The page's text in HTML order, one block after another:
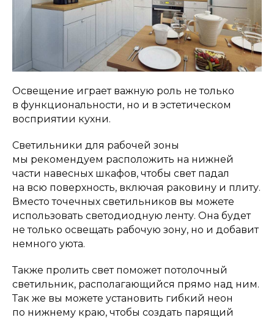
Освещение играет важную роль не только
в функциональности, но и в эстетическом
восприятии кухни.
Светильники для рабочей зоны
мы рекомендуем расположить на нижней
части навесных шкафов, чтобы свет падал
на всю поверхность, включая раковину и плиту.
Вместо точечных светильников вы можете
использовать светодиодную ленту. Она будет
не только освещать рабочую зону, но и добавит
немного уюта.
Также пролить свет поможет потолочный
светильник, располагающийся прямо над ним.
Так же вы можете установить гибкий неон
по нижнему краю, чтобы создать парящий